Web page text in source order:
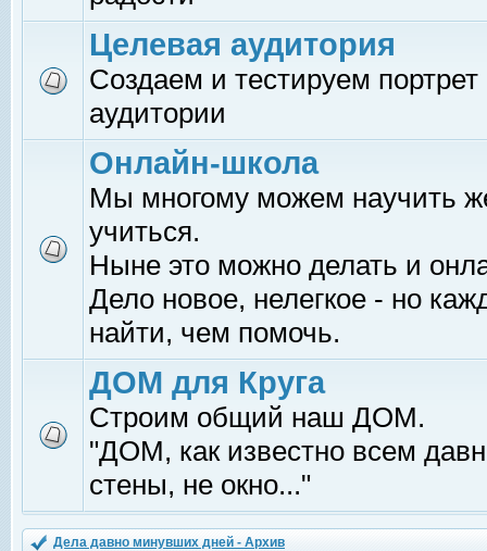
Целевая аудитория
Создаем и тестируем
аудитории
Онлайн-школа
Мы многому можем научить
учиться.
Ныне это можно делать и
Дело новое, нелегкое - но
найти, чем помочь.
ДОМ для Круга
Строим общий наш ДОМ.
"ДОМ, как известно всем
стены, не окно..."
Дела давно минувших дней - Архив